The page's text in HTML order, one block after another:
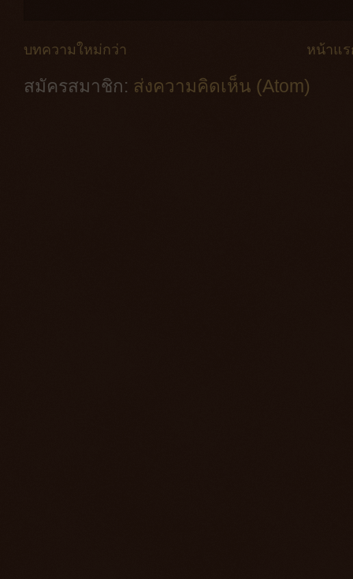
บทความใหม่กว่า หน้าแร
สมัครสมาชิก: ส่งความคิดเห็น (Atom)